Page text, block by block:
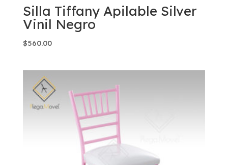
Silla Tiffany Apilable Silver
Vinil Negro
$560.00